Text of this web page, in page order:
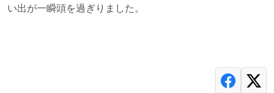
い出が一瞬頭を過ぎりました。